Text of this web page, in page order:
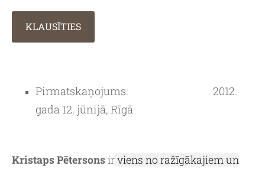
KLAUSĪTIES
Pirmatskaņojums: 2012.
gada 12. jūnijā, Rīgā
Kristaps Pētersonsirviens no ražīgākajiem un